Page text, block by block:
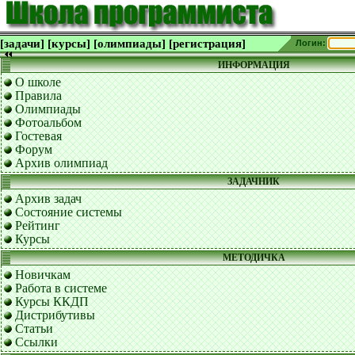
[задачи] [курсы] [олимпиады] [регистрация] Логин:
ИНФОРМАЦИЯ
О школе
Правила
Олимпиады
Фотоальбом
Гостевая
Форум
Архив олимпиад
ЗАДАЧНИК
Архив задач
Состояние системы
Рейтинг
Курсы
МЕТОДИЧКА
Новичкам
Работа в системе
Курсы ККДП
Дистрибутивы
Статьи
Ссылки